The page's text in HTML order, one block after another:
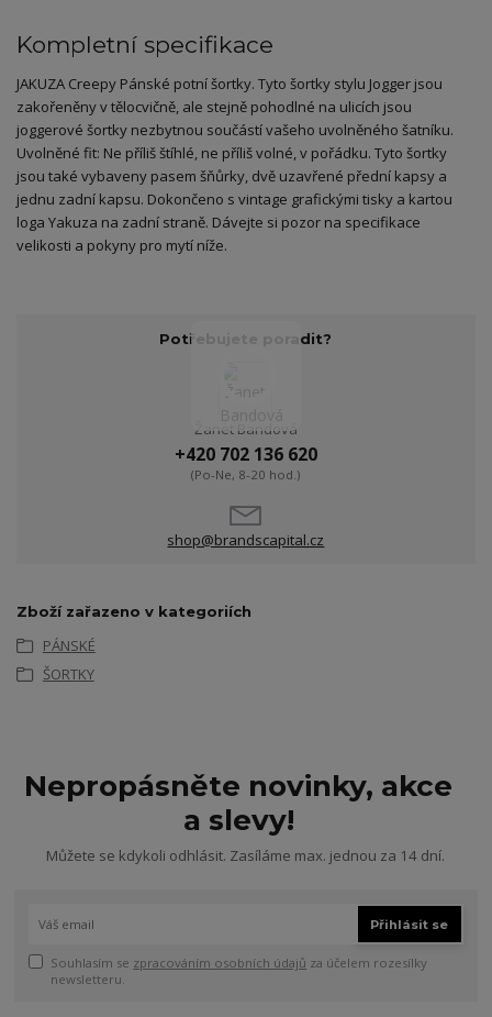
Kompletní specifikace
JAKUZA Creepy Pánské potní šortky. Tyto šortky stylu Jogger jsou
zakořeněny v tělocvičně, ale stejně pohodlné na ulicích jsou
joggerové šortky nezbytnou součástí vašeho uvolněného šatníku.
Uvolněné fit: Ne příliš štíhlé, ne příliš volné, v pořádku. Tyto šortky
jsou také vybaveny pasem šňůrky, dvě uzavřené přední kapsy a
jednu zadní kapsu. Dokončeno s vintage grafickými tisky a kartou
loga Yakuza na zadní straně. Dávejte si pozor na specifikace
velikosti a pokyny pro mytí níže.
Potřebujete poradit?
Žanet Bandová
+420 702 136 620
(Po-Ne, 8-20 hod.)
shop@brandscapital.cz
Zboží zařazeno v kategoriích
PÁNSKÉ
ŠORTKY
Nepropásněte novinky, akce
a slevy!
Můžete se kdykoli odhlásit. Zasíláme max. jednou za 14 dní.
Přihlásit se
Souhlasím se zpracováním osobních údajů za účelem rozesílky
newsletteru.